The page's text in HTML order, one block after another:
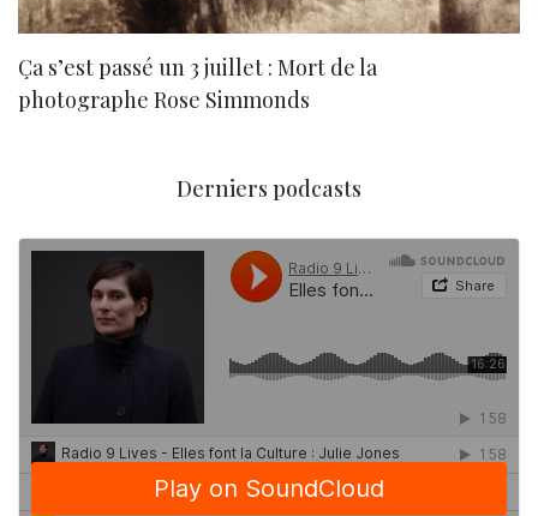
Ça s’est passé un 3 juillet : Mort de la
photographe Rose Simmonds
Derniers podcasts